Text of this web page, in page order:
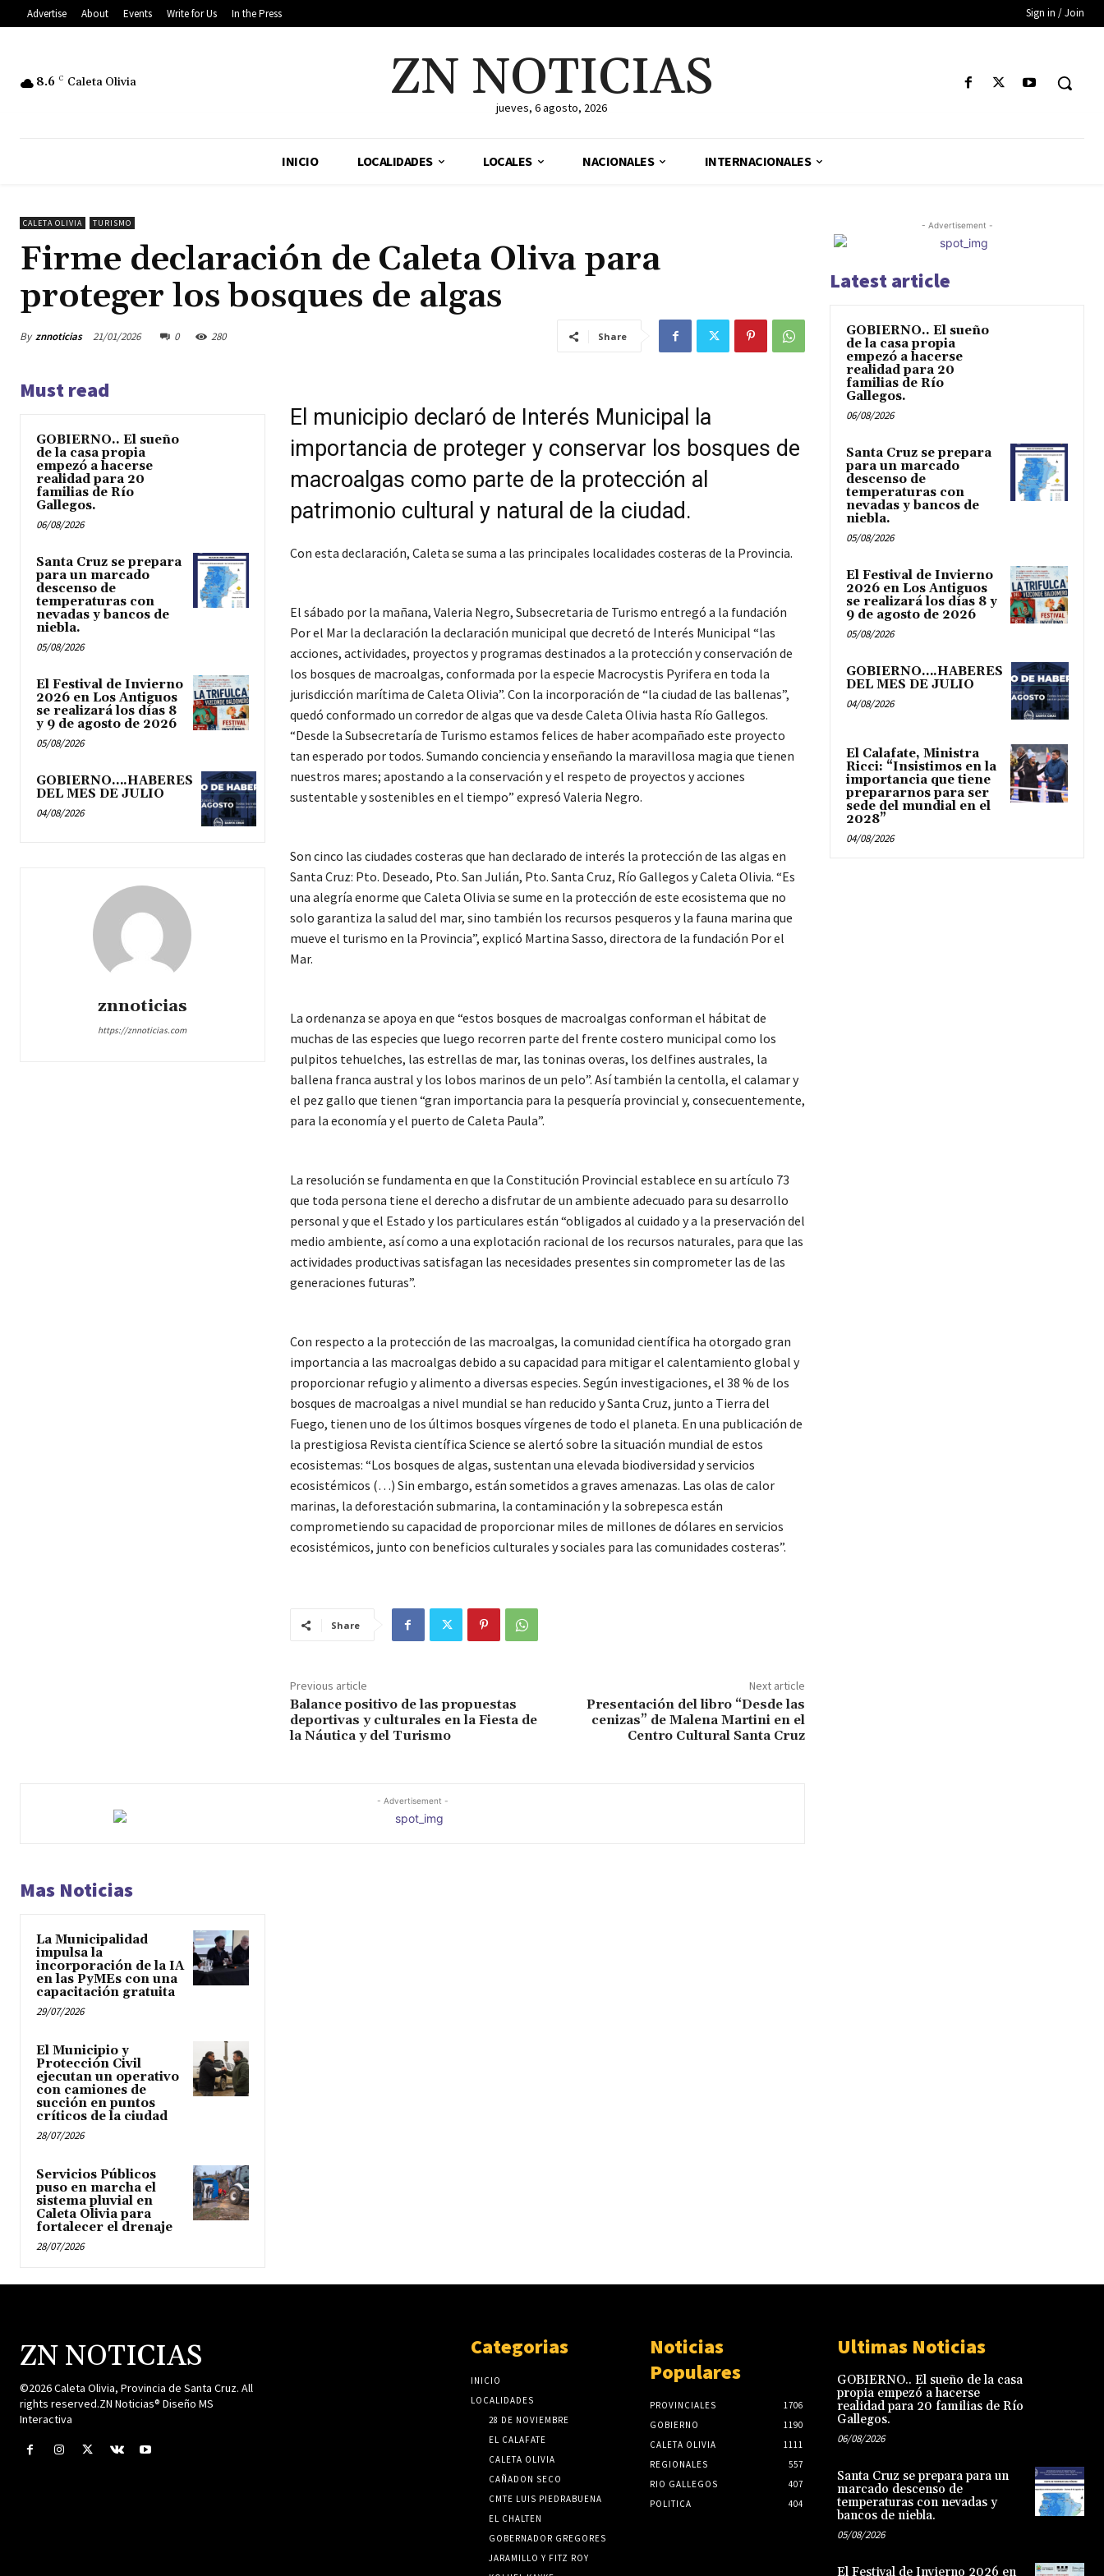
Advertise About Events Write for Us In the Press Sign in / Join
8.6 C Caleta Olivia ZN NOTICIAS
jueves, 6 agosto, 2026
INICIO LOCALIDADES LOCALES NACIONALES INTERNACIONALES
CALETA OLIVIA TURISMO
Firme declaración de Caleta Oliva para
proteger los bosques de algas
By znnoticias 21/01/2026 0 280 Share
Must read
GOBIERNO.. El sueño
de la casa propia
empezó a hacerse
realidad para 20
familias de Río
Gallegos.
06/08/2026
Santa Cruz se prepara
para un marcado
descenso de
temperaturas con
nevadas y bancos de
niebla.
05/08/2026
El Festival de Invierno
2026 en Los Antiguos
se realizará los días 8
y 9 de agosto de 2026
05/08/2026
GOBIERNO….HABERES
DEL MES DE JULIO
04/08/2026
znnoticias
https://znnoticias.com
El municipio declaró de Interés Municipal la
importancia de proteger y conservar los bosques de
macroalgas como parte de la protección al
patrimonio cultural y natural de la ciudad.
Con esta declaración, Caleta se suma a las principales localidades costeras de la Provincia.
El sábado por la mañana, Valeria Negro, Subsecretaria de Turismo entregó a la fundación
Por el Mar la declaración la declaración municipal que decretó de Interés Municipal “las
acciones, actividades, proyectos y programas destinados a la protección y conservación de
los bosques de macroalgas, conformada por la especie Macrocystis Pyrifera en toda la
jurisdicción marítima de Caleta Olivia”. Con la incorporación de “la ciudad de las ballenas”,
quedó conformado un corredor de algas que va desde Caleta Olivia hasta Río Gallegos.
“Desde la Subsecretaría de Turismo estamos felices de haber acompañado este proyecto
tan esperado por todos. Sumando conciencia y enseñando la maravillosa magia que tienen
nuestros mares; apostando a la conservación y el respeto de proyectos y acciones
sustentable y sostenibles en el tiempo” expresó Valeria Negro.
Son cinco las ciudades costeras que han declarado de interés la protección de las algas en
Santa Cruz: Pto. Deseado, Pto. San Julián, Pto. Santa Cruz, Río Gallegos y Caleta Olivia. “Es
una alegría enorme que Caleta Olivia se sume en la protección de este ecosistema que no
solo garantiza la salud del mar, sino también los recursos pesqueros y la fauna marina que
mueve el turismo en la Provincia”, explicó Martina Sasso, directora de la fundación Por el
Mar.
La ordenanza se apoya en que “estos bosques de macroalgas conforman el hábitat de
muchas de las especies que luego recorren parte del frente costero municipal como los
pulpitos tehuelches, las estrellas de mar, las toninas overas, los delfines australes, la
ballena franca austral y los lobos marinos de un pelo”. Así también la centolla, el calamar y
el pez gallo que tienen “gran importancia para la pesquería provincial y, consecuentemente,
para la economía y el puerto de Caleta Paula”.
La resolución se fundamenta en que la Constitución Provincial establece en su artículo 73
que toda persona tiene el derecho a disfrutar de un ambiente adecuado para su desarrollo
personal y que el Estado y los particulares están “obligados al cuidado y a la preservación del
medio ambiente, así como a una explotación racional de los recursos naturales, para que las
actividades productivas satisfagan las necesidades presentes sin comprometer las de las
generaciones futuras”.
Con respecto a la protección de las macroalgas, la comunidad científica ha otorgado gran
importancia a las macroalgas debido a su capacidad para mitigar el calentamiento global y
proporcionar refugio y alimento a diversas especies. Según investigaciones, el 38 % de los
bosques de macroalgas a nivel mundial se han reducido y Santa Cruz, junto a Tierra del
Fuego, tienen uno de los últimos bosques vírgenes de todo el planeta. En una publicación de
la prestigiosa Revista científica Science se alertó sobre la situación mundial de estos
ecosistemas: “Los bosques de algas, sustentan una elevada biodiversidad y servicios
ecosistémicos (…) Sin embargo, están sometidos a graves amenazas. Las olas de calor
marinas, la deforestación submarina, la contaminación y la sobrepesca están
comprometiendo su capacidad de proporcionar miles de millones de dólares en servicios
ecosistémicos, junto con beneficios culturales y sociales para las comunidades costeras”.
Share
Previous article
Balance positivo de las propuestas
deportivas y culturales en la Fiesta de
la Náutica y del Turismo
Next article
Presentación del libro “Desde las
cenizas” de Malena Martini en el
Centro Cultural Santa Cruz
- Advertisement -
Mas Noticias
La Municipalidad
impulsa la
incorporación de la IA
en las PyMEs con una
capacitación gratuita
29/07/2026
El Municipio y
Protección Civil
ejecutan un operativo
con camiones de
succión en puntos
críticos de la ciudad
28/07/2026
Servicios Públicos
puso en marcha el
sistema pluvial en
Caleta Olivia para
fortalecer el drenaje
28/07/2026
- Advertisement -
Latest article
GOBIERNO.. El sueño
de la casa propia
empezó a hacerse
realidad para 20
familias de Río
Gallegos.
06/08/2026
Santa Cruz se prepara
para un marcado
descenso de
temperaturas con
nevadas y bancos de
niebla.
05/08/2026
El Festival de Invierno
2026 en Los Antiguos
se realizará los días 8 y
9 de agosto de 2026
05/08/2026
GOBIERNO….HABERES
DEL MES DE JULIO
04/08/2026
El Calafate, Ministra
Ricci: “Insistimos en la
importancia que tiene
prepararnos para ser
sede del mundial en el
2028”
04/08/2026
ZN NOTICIAS
©2026 Caleta Olivia, Provincia de Santa Cruz. All
rights reserved.ZN Noticias® Diseño MS
Interactiva
Categorias
INICIO
LOCALIDADES
28 DE NOVIEMBRE
EL CALAFATE
CALETA OLIVIA
CAÑADON SECO
CMTE LUIS PIEDRABUENA
EL CHALTEN
GOBERNADOR GREGORES
JARAMILLO Y FITZ ROY
Noticias
Populares
PROVINCIALES
1706
GOBIERNO
1190
CALETA OLIVIA
1111
REGIONALES
557
RIO GALLEGOS
407
POLITICA
404
Ultimas Noticias
GOBIERNO.. El sueño de la casa
propia empezó a hacerse
realidad para 20 familias de Río
Gallegos.
06/08/2026
Santa Cruz se prepara para un
marcado descenso de
temperaturas con nevadas y
bancos de niebla.
05/08/2026
El Festival de Invierno 2026 en